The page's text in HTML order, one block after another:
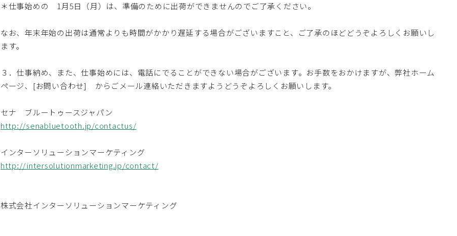
＊仕事始めの 1月5日（月）は、準備のために出荷ができませんのでご了承ください。
なお、年末年始の出荷は通常よりも時間がかかり遅延する場合がございますこと、ご了承のほどどうぞよろしくお願いし
ます。
３．仕事納め、また、仕事始めには、電話にでることができない場合がございます。お手数をおかけますが、弊社ホーム
ページ、[お問い合わせ] からごメール連絡いただきますようどうぞよろしくお願いします。
セナ ブルートゥースジャパン
http://senabluetooth.jp/contactus/
インターソリューションマーケティング
http://intersolutionmarketing.jp/contact/
株式会社インターソリューションマーケティング